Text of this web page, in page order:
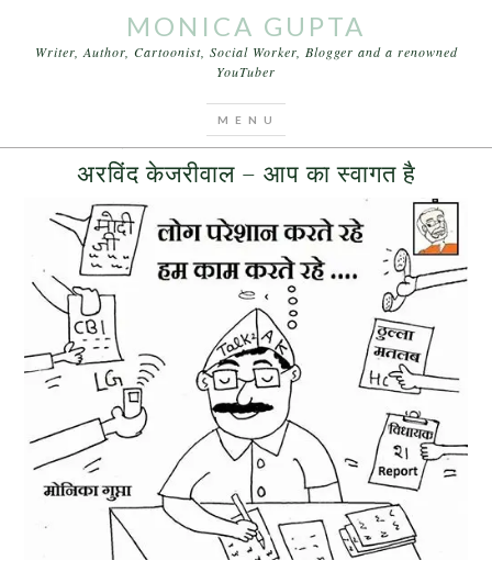
MONICA GUPTA
Writer, Author, Cartoonist, Social Worker, Blogger and a renowned
YouTuber
अरविंद केजरीवाल – आप का स्वागत है